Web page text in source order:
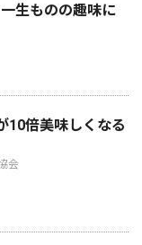
生ものの趣味に
10倍美味しくなる
会